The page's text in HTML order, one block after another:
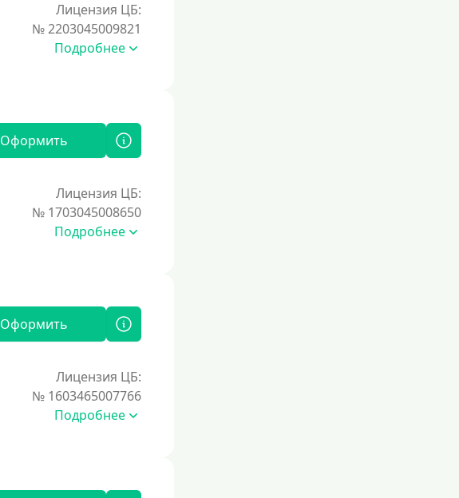
Лицензия ЦБ:
№ 2203045009821
Подробнее
Оформить
Лицензия ЦБ:
№ 1703045008650
Подробнее
Оформить
Лицензия ЦБ:
№ 1603465007766
Подробнее